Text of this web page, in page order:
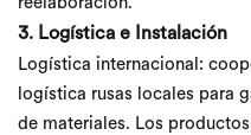
reelaboración.
3. Logística e Instalación
Logística internacional:
logística rusas locales para
de materiales. Los